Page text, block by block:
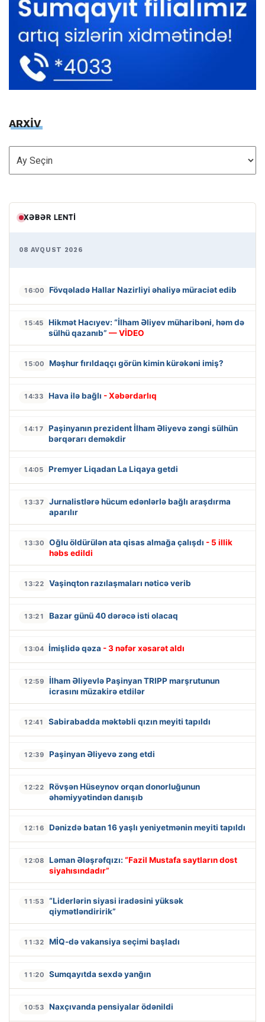
ARXİV
ARXİV
XƏBƏR LENTI
08 AVQUST 2026
16:00 Fövqəladə Hallar Nazirliyi əhaliyə müraciət edib
15:45
Hikmət Hacıyev: “İlham Əliyev müharibəni, həm də
sülhü qazanıb” — VİDEO
15:00 Məşhur fırıldaqçı görün kimin kürəkəni imiş?
14:33 Hava ilə bağlı - Xəbərdarlıq
14:17
Paşinyanın prezident İlham Əliyevə zəngi sülhün
bərqərarı deməkdir
14:05 Premyer Liqadan La Liqaya getdi
13:37
Jurnalistlərə hücum edənlərlə bağlı araşdırma
aparılır
13:30 Oğlu öldürülən ata qisas almağa çalışdı - 5 illik
həbs edildi
13:22 Vaşinqton razılaşmaları nəticə verib
13:21 Bazar günü 40 dərəcə isti olacaq
13:04 İmişlidə qəza - 3 nəfər xəsarət aldı
12:59
İlham Əliyevlə Paşinyan TRIPP marşrutunun
icrasını müzakirə etdilər
12:41 Sabirabadda məktəbli qızın meyiti tapıldı
12:39 Paşinyan Əliyevə zəng etdi
12:22
Rövşən Hüseynov orqan donorluğunun
əhəmiyyətindən danışıb
12:16 Dənizdə batan 16 yaşlı yeniyetmənin meyiti tapıldı
12:08 Ləman Ələşrəfqızı: “Fazil Mustafa saytların dost
siyahısındadır”
11:53
“Liderlərin siyasi iradəsini yüksək
qiymətləndiririk”
11:32 MİQ-də vakansiya seçimi başladı
11:20 Sumqayıtda sexdə yanğın
10:53 Naxçıvanda pensiyalar ödənildi